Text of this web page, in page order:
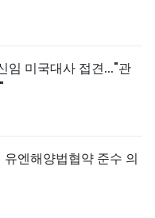
임 미국대사 접견..."관
유엔해양법협약 준수 의